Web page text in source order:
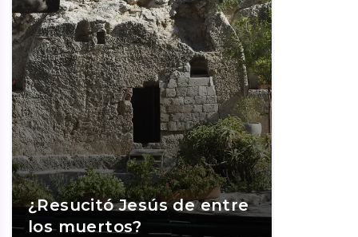
¿Resucitó Jesús de entre
los muertos?